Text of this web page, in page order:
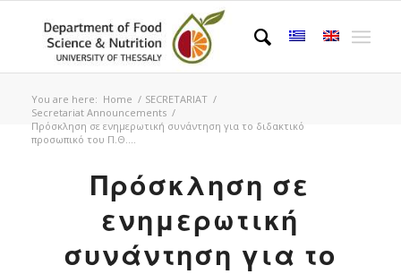
You are here: Home / SECRETARIAT /
Secretariat Announcements /
Πρόσκληση σε ενημερωτική συνάντηση για το διδακτικό
προσωπικό του Π.Θ....
Πρόσκληση σε
ενημερωτική
συνάντηση για το